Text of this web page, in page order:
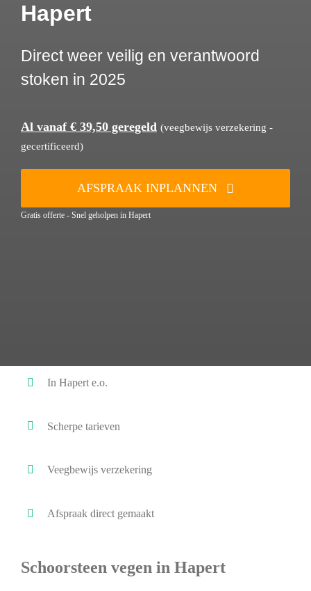
Hapert
Direct weer veilig en verantwoord
stoken in 2025
Al vanaf € 39,50 geregeld (veegbewijs verzekering -
gecertificeerd)
AFSPRAAK INPLANNEN
Gratis offerte - Snel geholpen in Hapert
In Hapert e.o.
Scherpe tarieven
Veegbewijs verzekering
Afspraak direct gemaakt
Schoorsteen vegen in Hapert